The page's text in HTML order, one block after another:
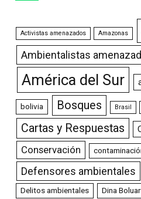
Activistas amenazados Amazonas
Ambientalistas
América del Sur
bolivia Bosques Brasil
Cartas y Respuestas
Conservación
Defensores ambientales
Delitos ambientales Dina